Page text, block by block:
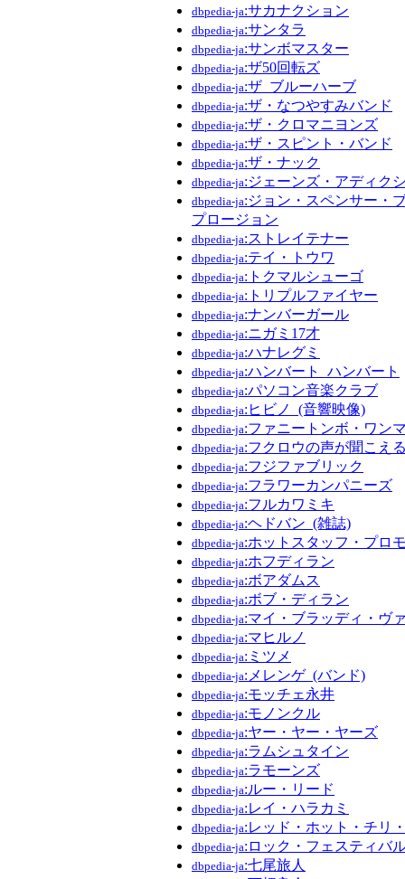
dbpedia-ja:サカナクション
dbpedia-ja:サンタラ
dbpedia-ja:サンボマスター
dbpedia-ja:ザ50回転ズ
dbpedia-ja:ザ_ブルーハーブ
dbpedia-ja:ザ・なつやすみバンド
dbpedia-ja:ザ・クロマニヨンズ
dbpedia-ja:ザ・スピント・バンド
dbpedia-ja:ザ・ナック
dbpedia-ja:ジェーンズ・アディク
dbpedia-ja:ジョン・スペンサー・
プロージョン
dbpedia-ja:ストレイテナー
dbpedia-ja:テイ・トウワ
dbpedia-ja:トクマルシューゴ
dbpedia-ja:トリプルファイヤー
dbpedia-ja:ナンバーガール
dbpedia-ja:ニガミ17才
dbpedia-ja:ハナレグミ
dbpedia-ja:ハンバート_ハンバート
dbpedia-ja:パソコン音楽クラブ
dbpedia-ja:ヒビノ_(音響映像)
dbpedia-ja:ファニートンボ・ワン
dbpedia-ja:フクロウの声が聞こえ
dbpedia-ja:フジファブリック
dbpedia-ja:フラワーカンパニーズ
dbpedia-ja:フルカワミキ
dbpedia-ja:ヘドバン_(雑誌)
dbpedia-ja:ホットスタッフ・プロ
dbpedia-ja:ホフディラン
dbpedia-ja:ボアダムス
dbpedia-ja:ボブ・ディラン
dbpedia-ja:マイ・ブラッディ・ヴ
dbpedia-ja:マヒルノ
dbpedia-ja:ミツメ
dbpedia-ja:メレンゲ_(バンド)
dbpedia-ja:モッチェ永井
dbpedia-ja:モノンクル
dbpedia-ja:ヤー・ヤー・ヤーズ
dbpedia-ja:ラムシュタイン
dbpedia-ja:ラモーンズ
dbpedia-ja:ルー・リード
dbpedia-ja:レイ・ハラカミ
dbpedia-ja:レッド・ホット・チリ
dbpedia-ja:ロック・フェスティバ
dbpedia-ja:七尾旅人